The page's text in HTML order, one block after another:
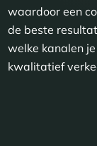
waardoor een
de beste
welke kanalen
kwalitatief